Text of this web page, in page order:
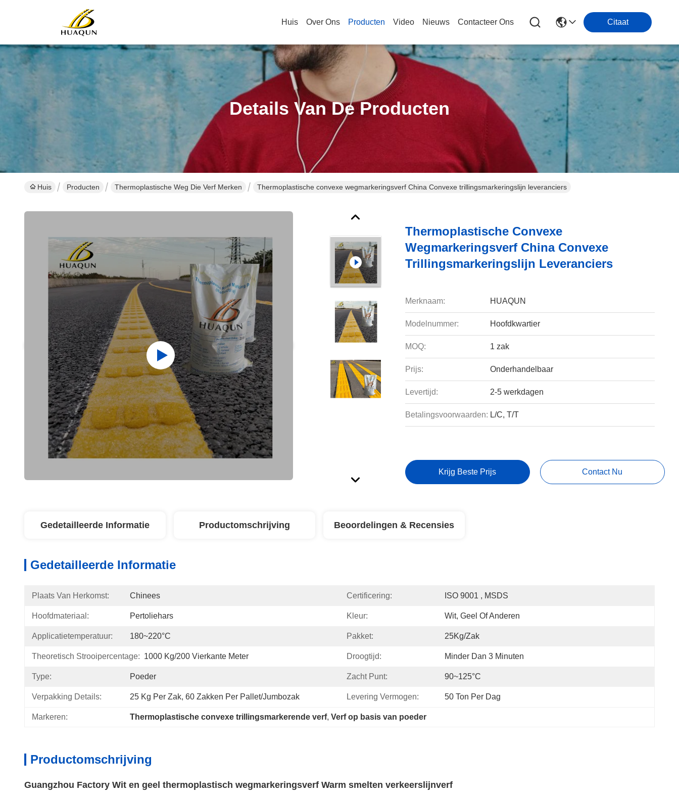
Huis Over Ons Producten Video Nieuws Contacteer Ons Citaat
Details Van De Producten
Huis Producten Thermoplastische Weg Die Verf Merken Thermoplastische convexe wegmarkeringsverf China Convexe trillingsmarkeringslijn leveranciers
Thermoplastische Convexe
Wegmarkeringsverf China Convexe
Trillingsmarkeringslijn Leveranciers
Merknaam: HUAQUN
Modelnummer: Hoofdkwartier
MOQ: 1 zak
Prijs: Onderhandelbaar
Levertijd: 2-5 werkdagen
Betalingsvoorwaarden: L/C, T/T
Krijg Beste Prijs Contact Nu
Gedetailleerde Informatie Productomschrijving Beoordelingen & Recensies
Gedetailleerde Informatie
Plaats Van Herkomst: Chinees Certificering: ISO 9001 , MSDS
Hoofdmateriaal: Pertoliehars Kleur: Wit, Geel Of Anderen
Applicatietemperatuur: 180~220°C Pakket: 25Kg/zak
Theoretisch Strooipercentage: 1000 Kg/200 Vierkante Meter Droogtijd: Minder Dan 3 Minuten
Type: Poeder Zacht Punt: 90~125°C
Verpakking Details: 25 Kg Per Zak, 60 Zakken Per Pallet/jumbozak Levering Vermogen: 50 Ton Per Dag
Markeren: Thermoplastische convexe trillingsmarkerende verf, Verf op basis van poeder
Productomschrijving
Guangzhou Factory Wit en geel thermoplastisch wegmarkeringsverf Warm smelten verkeerslijnverf